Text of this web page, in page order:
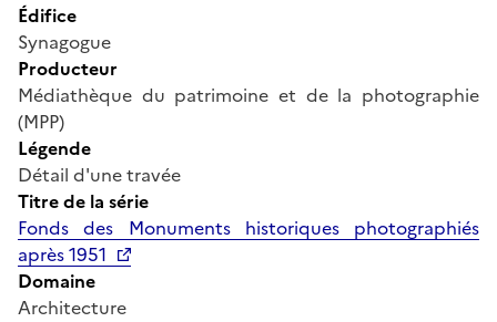
Édifice
Synagogue
Producteur
Médiathèque du patrimoine et de la photographie
(MPP)
Légende
Détail d'une travée
Titre de la série
Fonds des Monuments historiques photographiés
après 1951
Domaine
Architecture